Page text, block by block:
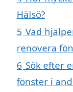
Hälsö?
5 Vad
renovera
6 Sök efter
fönster i